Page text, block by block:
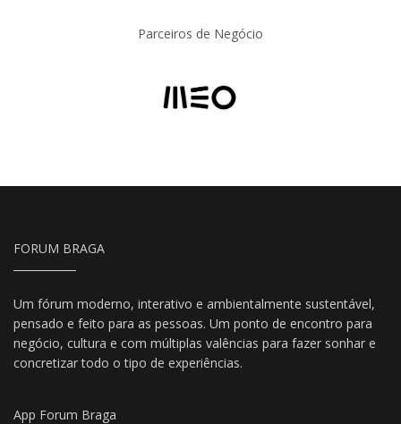
Parceiros de Negócio
FORUM BRAGA
Um fórum moderno, interativo e ambientalmente sustentável,
pensado e feito para as pessoas. Um ponto de encontro para
negócio, cultura e com múltiplas valências para fazer sonhar e
concretizar todo o tipo de experiências.
App Forum Braga